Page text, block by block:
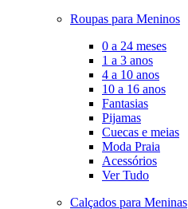
Roupas para Meninos
0 a 24 meses
1 a 3 anos
4 a 10 anos
10 a 16 anos
Fantasias
Pijamas
Cuecas e meias
Moda Praia
Acessórios
Ver Tudo
Calçados para Meninas